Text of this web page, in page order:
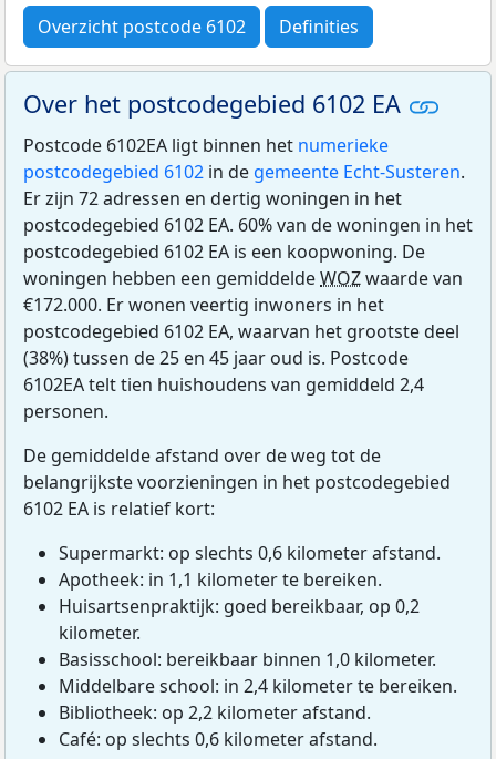
Overzicht postcode 6102 Definities
Over het postcodegebied 6102 EA
Postcode 6102EA ligt binnen het numerieke
postcodegebied 6102 in de gemeente Echt-Susteren.
Er zijn 72 adressen en dertig woningen in het
postcodegebied 6102 EA. 60% van de woningen in het
postcodegebied 6102 EA is een koopwoning. De
woningen hebben een gemiddeldeWOZwaarde van
€172.000. Er wonen veertig inwoners in het
postcodegebied 6102 EA, waarvan het grootste deel
(38%) tussen de 25 en 45 jaar oud is. Postcode
6102EA telt tien huishoudens van gemiddeld 2,4
personen.
De gemiddelde afstand over de weg tot de
belangrijkste voorzieningen in het postcodegebied
6102 EA is relatief kort:
Supermarkt: op slechts 0,6 kilometer afstand.
Apotheek: in 1,1 kilometer te bereiken.
Huisartsenpraktijk: goed bereikbaar, op 0,2
kilometer.
Basisschool: bereikbaar binnen 1,0 kilometer.
Middelbare school: in 2,4 kilometer te bereiken.
Bibliotheek: op 2,2 kilometer afstand.
Café: op slechts 0,6 kilometer afstand.